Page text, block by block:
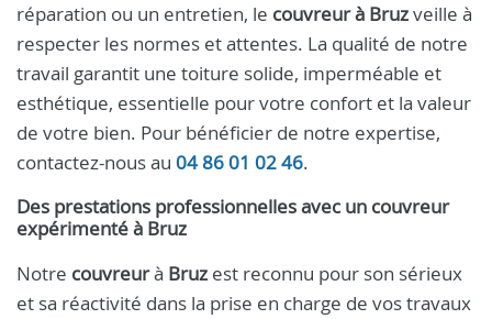
réparation ou un entretien, le couvreur à Bruzveille à
respecter les normes et attentes. La qualité de notre
travail garantit une toiture solide, imperméable et
esthétique, essentielle pour votre confort et la valeur
de votre bien. Pour bénéficier de notre expertise,
contactez-nous au 04 86 01 02 46.
Des prestations professionnelles avec un couvreur
expérimenté à Bruz
Notre couvreurà Bruz est reconnu pour son sérieux
et sa réactivité dans la prise en charge de vos travaux